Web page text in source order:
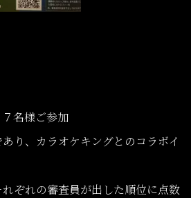
名様ご参加
り、カラオケキングとのコラボイ
ぞれの審査員が出した順位に点数